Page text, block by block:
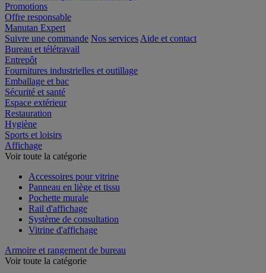
Promotions
Offre responsable
Manutan Expert
Suivre une commande Nos services Aide et contact
Bureau et télétravail
Entrepôt
Fournitures industrielles et outillage
Emballage et bac
Sécurité et santé
Espace extérieur
Restauration
Hygiène
Sports et loisirs
Affichage
Voir toute la catégorie
Accessoires pour vitrine
Panneau en liège et tissu
Pochette murale
Rail d'affichage
Système de consultation
Vitrine d'affichage
Armoire et rangement de bureau
Voir toute la catégorie